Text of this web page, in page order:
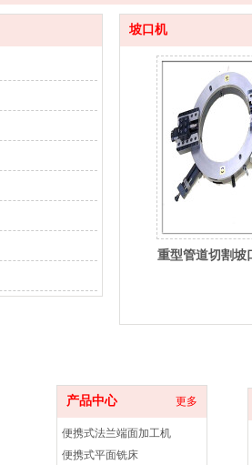
坡口机
重型管道切割坡
产品中心 更多
便携式法兰端面加工机
便携式平面铣床